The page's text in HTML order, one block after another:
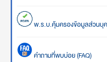
พ.ร.บ.คุ้มครองข้อมูลส่วนบุ
คำถามที่พบบ่อย (FAQ)